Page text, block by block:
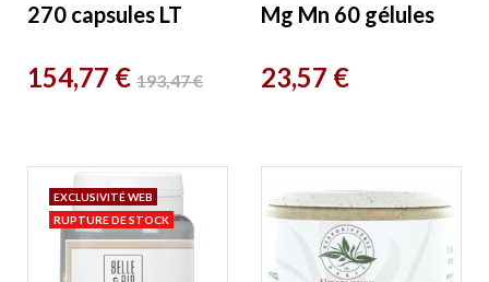
270 capsules LT
Prix
154,77 €Prix
193,47 €
Mg Mn 60 gélules
Prix
23,57 €
EXCLUSIVITÉ WEB
RUPTURE DE STOCK